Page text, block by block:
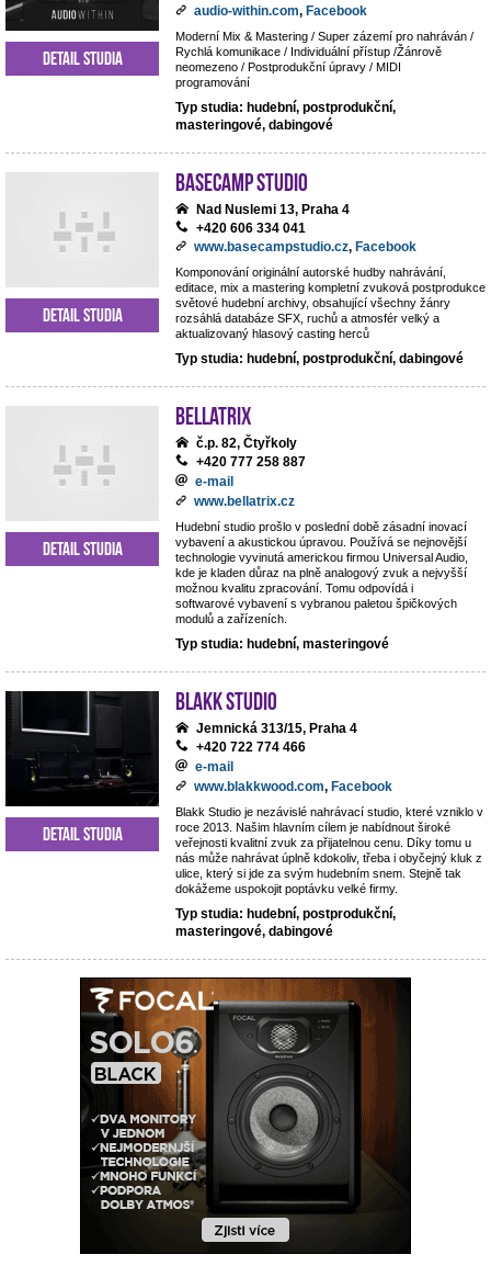
audio-within.com, Facebook
Moderní Mix & Mastering / Super zázemí pro nahráván /
Rychlá komunikace / Individuální přístup /Žánrově
neomezeno / Postprodukční úpravy / MIDI
programování
Typ studia: hudební, postprodukční,
masteringové, dabingové
Detail studia
BaseCamp studio
Nad Nuslemi 13, Praha 4
+420 606 334 041
www.basecampstudio.cz, Facebook
Komponování originální autorské hudby nahrávání,
editace, mix a mastering kompletní zvuková postprodukce
světové hudební archivy, obsahující všechny žánry
rozsáhlá databáze SFX, ruchů a atmosfér velký a
aktualizovaný hlasový casting herců
Typ studia: hudební, postprodukční, dabingové
Detail studia
BELLATRIX
č.p. 82, Čtyřkoly
+420 777 258 887
e-mail
www.bellatrix.cz
Hudební studio prošlo v poslední době zásadní inovací
vybavení a akustickou úpravou. Používá se nejnovější
technologie vyvinutá americkou firmou Universal Audio,
kde je kladen důraz na plně analogový zvuk a nejvyšší
možnou kvalitu zpracování. Tomu odpovídá i
softwarové vybavení s vybranou paletou špičkových
modulů a zařízeních.
Typ studia: hudební, masteringové
Detail studia
Blakk Studio
Jemnická 313/15, Praha 4
+420 722 774 466
e-mail
www.blakkwood.com, Facebook
Blakk Studio je nezávislé nahrávací studio, které vzniklo v
roce 2013. Našim hlavním cílem je nabídnout široké
veřejnosti kvalitní zvuk za přijatelnou cenu. Díky tomu u
nás může nahrávat úplně kdokoliv, třeba i obyčejný kluk z
ulice, který si jde za svým hudebním snem. Stejně tak
dokážeme uspokojit poptávku velké firmy.
Typ studia: hudební, postprodukční,
masteringové, dabingové
Detail studia